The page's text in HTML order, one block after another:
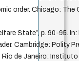
order. Chicago:
State”, p. 90-95.
Cambridge: Polity
Rio de Janeiro: Instituto